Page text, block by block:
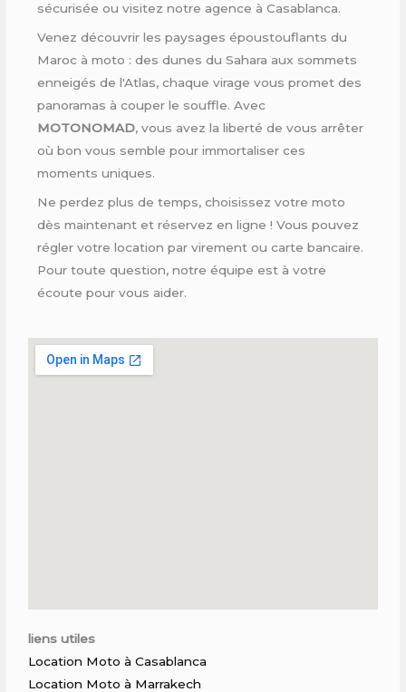
sécurisée ou visitez notre agence à Casablanca.
Venez découvrir les paysages époustouflants du
Maroc à moto : des dunes du Sahara aux sommets
enneigés de l'Atlas, chaque virage vous promet des
panoramas à couper le souffle. Avec
MOTONOMAD, vous avez la liberté de vous arrêter
où bon vous semble pour immortaliser ces
moments uniques.
Ne perdez plus de temps, choisissez votre moto
dès maintenant et réservez en ligne ! Vous pouvez
régler votre location par virement ou carte bancaire.
Pour toute question, notre équipe est à votre
écoute pour vous aider.
liens utiles
Location Moto à Casablanca
Location Moto à Marrakech